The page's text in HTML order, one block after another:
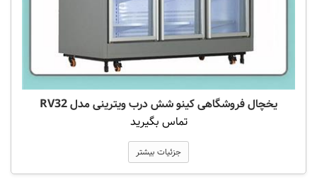
یخچال فروشگاهی کینو شش درب ویترینی مدل RV32
تماس بگیرید
جزئیات بیشتر